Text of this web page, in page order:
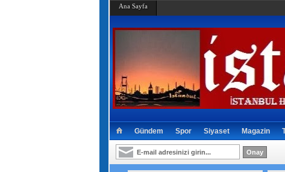
Ana Sayfa
Gündem Spor Siyaset Magazin